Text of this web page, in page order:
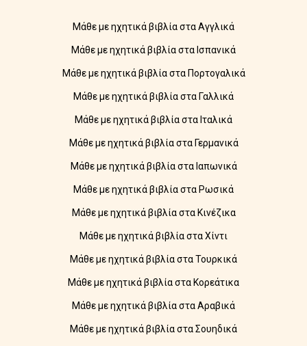
Μάθε με ηχητικά βιβλία στα Αγγλικά
Μάθε με ηχητικά βιβλία στα Ισπανικά
Μάθε με ηχητικά βιβλία στα Πορτογαλικά
Μάθε με ηχητικά βιβλία στα Γαλλικά
Μάθε με ηχητικά βιβλία στα Ιταλικά
Μάθε με ηχητικά βιβλία στα Γερμανικά
Μάθε με ηχητικά βιβλία στα Ιαπωνικά
Μάθε με ηχητικά βιβλία στα Ρωσικά
Μάθε με ηχητικά βιβλία στα Κινέζικα
Μάθε με ηχητικά βιβλία στα Χίντι
Μάθε με ηχητικά βιβλία στα Τουρκικά
Μάθε με ηχητικά βιβλία στα Κορεάτικα
Μάθε με ηχητικά βιβλία στα Αραβικά
Μάθε με ηχητικά βιβλία στα Σουηδικά